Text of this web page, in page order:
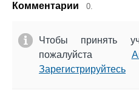
Комментарии 0.
Чтобы принять
пожалуйста
Зарегистрируйтесь